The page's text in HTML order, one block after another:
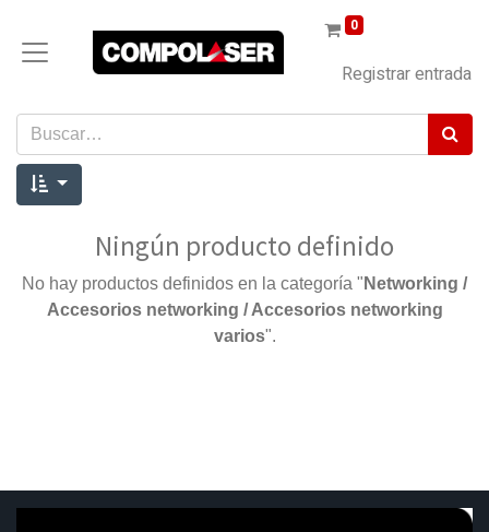
0
Registrar entrada
Ningún producto definido
No hay productos definidos en la categoría " Networking /
Accesorios networking / Accesorios networking
varios".